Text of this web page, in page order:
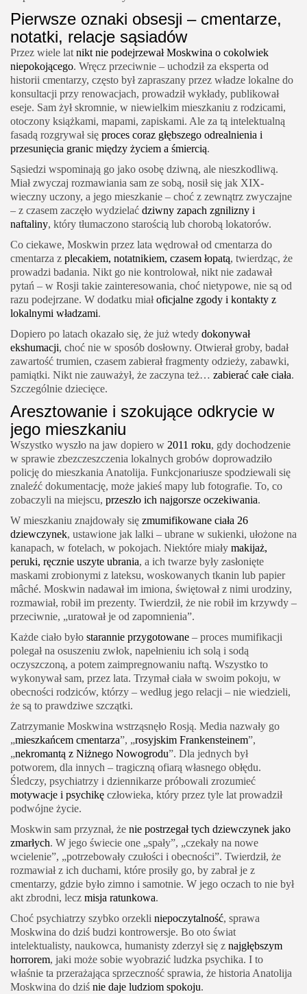
Pierwsze oznaki obsesji – cmentarze,
notatki, relacje sąsiadów
Przez wiele lat nikt nie podejrzewał Moskwina o cokolwiek
niepokojącego. Wręcz przeciwnie – uchodził za eksperta od
historii cmentarzy, często był zapraszany przez władze lokalne do
konsultacji przy renowacjach, prowadził wykłady, publikował
eseje. Sam żył skromnie, w niewielkim mieszkaniu z rodzicami,
otoczony książkami, mapami, zapiskami. Ale za tą intelektualną
fasadą rozgrywał się proces coraz głębszego odrealnienia i
przesunięcia granic między życiem a śmiercią.
Sąsiedzi wspominają go jako osobę dziwną, ale nieszkodliwą.
Miał zwyczaj rozmawiania sam ze sobą, nosił się jak XIX-
wieczny uczony, a jego mieszkanie – choć z zewnątrz zwyczajne
– z czasem zaczęło wydzielać dziwny zapach zgnilizny i
naftaliny, który tłumaczono starością lub chorobą lokatorów.
Co ciekawe, Moskwin przez lata wędrował od cmentarza do
cmentarza z plecakiem, notatnikiem, czasem łopatą, twierdząc, że
prowadzi badania. Nikt go nie kontrolował, nikt nie zadawał
pytań – w Rosji takie zainteresowania, choć nietypowe, nie są od
razu podejrzane. W dodatku miałoficjalne zgody i kontakty z
lokalnymi władzami.
Dopiero po latach okazało się, że już wtedy dokonywał
ekshumacji, choć nie w sposób dosłowny. Otwierał groby, badał
zawartość trumien, czasem zabierał fragmenty odzieży, zabawki,
pamiątki. Nikt nie zauważył, że zaczyna też… zabierać całe ciała.
Szczególnie dziecięce.
Aresztowanie i szokujące odkrycie w
jego mieszkaniu
Wszystko wyszło na jaw dopiero w 2011 roku, gdy dochodzenie
w sprawie zbezczeszczenia lokalnych grobów doprowadziło
policję do mieszkania Anatolija. Funkcjonariusze spodziewali się
znaleźć dokumentację, może jakieś mapy lub fotografie. To, co
zobaczyli na miejscu, przeszło ich najgorsze oczekiwania.
W mieszkaniu znajdowały się zmumifikowane ciała 26
dziewczynek, ustawione jak lalki – ubrane w sukienki, ułożone na
kanapach, w fotelach, w pokojach. Niektóre miały makijaż,
peruki, ręcznie uszyte ubrania, a ich twarze były zasłonięte
maskami zrobionymi z lateksu, woskowanych tkanin lub papier
mâché. Moskwin nadawał im imiona, świętował z nimi urodziny,
rozmawiał, robił im prezenty. Twierdził, że nie robił im krzywdy –
przeciwnie, „uratował je od zapomnienia”.
Każde ciało było starannie przygotowane – proces mumifikacji
polegał na osuszeniu zwłok, napełnieniu ich solą i sodą
oczyszczoną, a potem zaimpregnowaniu naftą. Wszystko to
wykonywał sam, przez lata. Trzymał ciała w swoim pokoju, w
obecności rodziców, którzy – według jego relacji – nie wiedzieli,
że są to prawdziwe szczątki.
Zatrzymanie Moskwina wstrząsnęło Rosją. Media nazwały go
„mieszkańcem cmentarza”, „rosyjskim Frankensteinem”,
„nekromantą z Niżnego Nowogrodu”. Dla jednych był
potworem, dla innych – tragiczną ofiarą własnego obłędu.
Śledczy, psychiatrzy i dziennikarze próbowali zrozumieć
motywacje i psychikę człowieka, który przez tyle lat prowadził
podwójne życie.
Moskwin sam przyznał, że nie postrzegał tych dziewczynek jako
zmarłych. W jego świecie one „spały”, „czekały na nowe
wcielenie”, „potrzebowały czułości i obecności”. Twierdził, że
rozmawiał z ich duchami, które prosiły go, by zabrał je z
cmentarzy, gdzie było zimno i samotnie. W jego oczach to nie był
akt zbrodni, lecz misja ratunkowa.
Choć psychiatrzy szybko orzekli niepoczytalność, sprawa
Moskwina do dziś budzi kontrowersje. Bo oto świat
intelektualisty, naukowca, humanisty zderzył się z najgłębszym
horrorem, jaki może sobie wyobrazić ludzka psychika. I to
właśnie ta przerażająca sprzeczność sprawia, że historia Anatolija
Moskwina do dziś nie daje ludziom spokoju.